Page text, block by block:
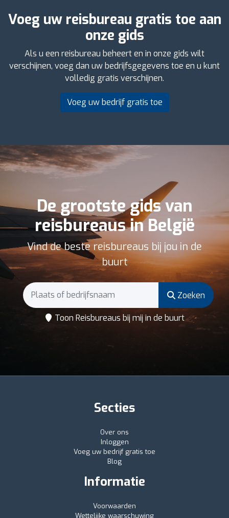
Voeg uw reisbureau gratis toe aan
onze gids
Als u een reisbureau beheert en in onze gids wilt
verschijnen, voeg dan uw bedrijfsgegevens toe en u kunt
volledig gratis verschijnen.
Voeg uw bedrijf gratis toe
De grootste gids van
reisbureaus in België
Vind de beste reisbureaus bij jou in de
buurt
Zoeken
Toon Reisbureaus bij mij in de buurt
Secties
Over ons
Inloggen
Voeg uw bedrijf gratis toe
Blog
Informatie
Voorwaarden
Wettelijke waarschuwing